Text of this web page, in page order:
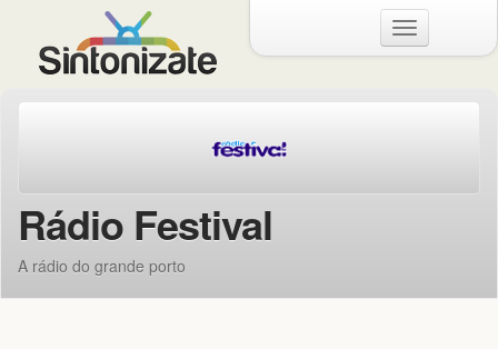
Menu
Rádio Festival
A rádio do grande porto